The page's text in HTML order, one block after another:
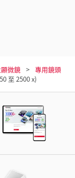
微鏡
專用鏡頭
至 2500 x)